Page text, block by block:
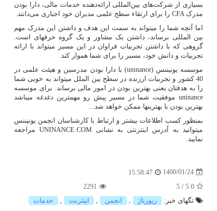
بسیاری از شرکت‌های بین‌المللی ارائه‌دهنده خدمات مالی، دارا بودن
مدرک CFA را برای ارتقاء سطح علمی مدیران خود اجباری می‌دانند.
اما آنچه شما را می­تواند به سمت این هدف و داشتن این مدرک مهم
بین المللی برساند، داشتن یک مشاور و یک گروه حرفه­ای است.
گروهی که با داشتن تجربیات فراوان در این مسیر می­تواند با ارائه
تجربیات و دانش خود، مسیر را برای شما هموار کند.
موسسه یونیننس (uninance) با دارا بودن مدرسین و هیئت علمی در
40 کشور و تجربیات ارزنده در سطح بین الملل می­تواند به خوبی شما
را به هدفتان یعنی بهترین بودن در امور مالی برساند. برای موسسه
uninance موفقیت شما در مسیر پیش رو مهم­ترین دغدغه می­باشد
بهترین بودن با بهترین­ها ممکن خواهد شد...
بمنظور کسب اطلاعات بیشتر و ارتباط با کارشناسان انجمن یونیننس
میتوانید به آدرس اینترنتی به نشانی UNINANCE.COMمراجعه
نمایید.
1400/01/24
15:58:47
5.0
/
5
2291
تگهای خبر:
رپورتاژ , انجمن , اینترنت , خدمات